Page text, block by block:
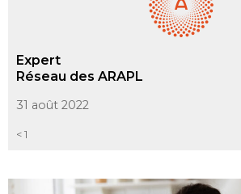
Expert
Réseau des ARAPL
31 août 2022
< 1